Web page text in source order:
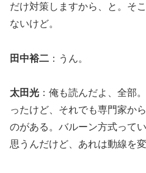
だけ対策しますから、と。そ
ないけど。
田中裕二 ：うん。
太田光 ：俺も読んだよ、全部
ったけど、それでも専門家か
のがある。バルーン方式って
思うんだけど、あれは動線を